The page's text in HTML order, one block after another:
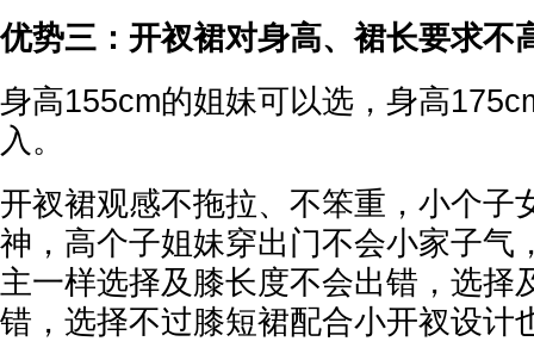
优势三：开衩裙对身高、裙长要求不
身高155cm的姐妹可以选，身高
入。
开衩裙观感不拖拉、不笨重，小个子
神，高个子姐妹穿出门不会小家子气
主一样选择及膝长度不会出错，选择
错，选择不过膝短裙配合小开衩设计